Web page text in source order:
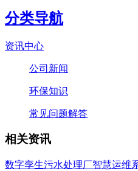
分类导航
资讯中心
公司新闻
环保知识
常见问题解答
相关资讯
数字孪生污水处理厂智慧运维